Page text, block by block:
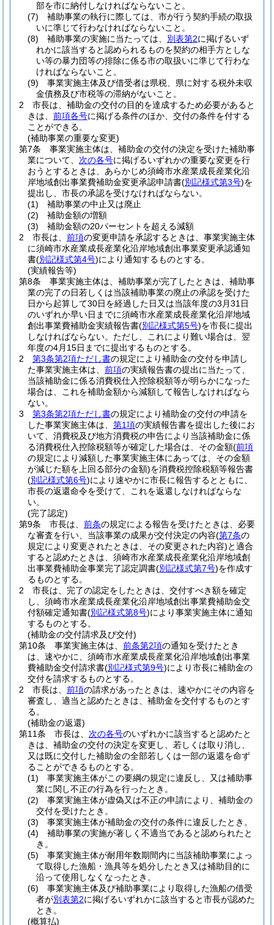
部を市に納付しなければならないこと。
(7)
補助事業の執行に際しては、市が行う契約手続の取扱
いに準じて行わなければならないこと。
(8)
補助事業の実施に当たっては、 別表第2に掲げるいず
れかに該当すると認められるものを契約の相手方としな
い等の暴力団等の排除に係る市の取扱いに準じて行わな
ければならないこと。
(9)
事業実施主体及び借受者は県税、県に対する税外未収
金債務及び市税等の滞納がないこと。
2
市長は、補助金の交付の目的を達成するため必要があると
きは、 前項各号に掲げる条件のほか、交付の条件を付する
ことができる。
(補助事業の重要な変更)
第7条
事業実施主体は、補助金の交付の決定を受けた補助事
業について、 次の各号に掲げるいずれかの重要な変更を行
おうとするときは、あらかじめ須崎市水産業成長産業化沿
岸地域創出事業費補助金変更承認申請書(別記様式第3号)を
提出し、市長の承認を受けなければならない。
(1)
補助事業の中止又は廃止
(2)
補助金額の増額
(3)
補助金額の20パーセントを超える減額
2
市長は、 前項の変更申請を承認するときは、事業実施主体
に須崎市水産業成長産業化沿岸地域創出事業変更承認通知
書(別記様式第4号)により通知するものとする。
(実績報告等)
第8条
事業実施主体は、補助事業が完了したときは、補助事
業の完了の日若しくは当該補助事業の廃止の承認を受けた
日から起算して30日を経過した日又は当該年度の3月31日
のいずれか早い日までに須崎市水産業成長産業化沿岸地域
創出事業費補助金実績報告書(別記様式第5号)を市長に提出
しなければならない。 ただし、これにより難い場合は、翌
年度の4月15日までに提出するものとする。
2
第3条第2項ただし書の規定により補助金の交付を申請し
た事業実施主体は、 前項の実績報告書の提出に当たって、
当該補助金に係る消費税仕入控除税額等が明らかになった
場合は、これを補助金額から減額して報告しなければなら
ない。
3
第3条第2項ただし書の規定により補助金の交付の申請を
した事業実施主体は、 第1項の実績報告書を提出した後にお
いて、消費税及び地方消費税の申告により当該補助金に係
る消費税仕入控除税額等が確定した場合は、その金額(前項
の規定により減額した事業実施主体にあっては、その金額
が減じた額を上回る部分の金額)を消費税控除税額等報告書
(別記様式第6号)により速やかに市長に報告するとともに、
市長の返還命令を受けて、これを返還しなければならな
い。
(完了認定)
第9条
市長は、 前条の規定による報告を受けたときは、必要
な審査を行い、当該事業の成果が交付決定の内容(第7条の
規定により変更されたときは、その変更された内容)と適合
すると認めたときは、須崎市水産業成長産業化沿岸地域創
出事業費補助金事業完了認定調書(別記様式第7号)を作成す
るものとする。
2
市長は、完了の認定をしたときは、交付すべき額を確定
し、須崎市水産業成長産業化沿岸地域創出事業費補助金交
付額確定通知書(別記様式第8号)により事業実施主体に通知
するものとする。
(補助金の交付請求及び交付)
第10条
事業実施主体は、 前条第2項の通知を受けたとき
は、速やかに、須崎市水産業成長産業化沿岸地域創出事業
費補助金交付請求書(別記様式第9号)により市長に補助金の
交付を請求するものとする。
2
市長は、 前項の請求があったときは、速やかにその内容を
審査し、適当と認めたときは、補助金を交付するものとす
る。
(補助金の返還)
第11条
市長は、 次の各号のいずれかに該当すると認めたと
きは、補助金の交付の決定を変更し、若しくは取り消し、
又は既に交付した補助金の全部若しくは一部の返還を命ず
ることができるものとする。
(1)
事業実施主体がこの要綱の規定に違反し、又は補助事
業に関し不正の行為を行ったとき。
(2)
事業実施主体が虚偽又は不正の申請により、補助金の
交付を受けたとき。
(3)
事業実施主体が補助金の交付の条件に違反したとき。
(4)
補助事業の実施が著しく不適当であると認められたと
き。
(5)
事業実施主体が耐用年数期間内に当該補助事業によっ
て取得した漁船・漁具等を処分したとき又は補助目的に
沿って使用しなくなったとき。
(6)
事業実施主体及び補助事業により取得した漁船の借受
者が別表第2に掲げるいずれかに該当すると市長が認めた
とき。
(概算払)